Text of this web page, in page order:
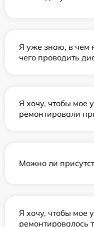
Я уже знаю, в чем
чего проводить
Я хочу, чтобы мое
ремонтировали
Можно ли
Я хочу, чтобы мое
ремонтировалось